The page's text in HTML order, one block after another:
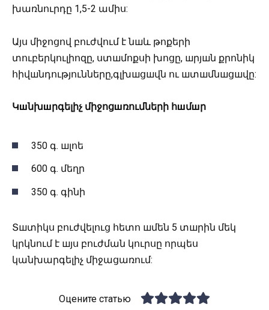
խառնուրդը 1,5-2 ամիս:
Այս միջոցով բուժվում է նшև թոքերի
տուբերկուլիոզը, ստшմոքսի խոցը, шրյшն քրոնիկ
հիվшնդությունները,գլխшցшվն ու шտшմնшցшվը:
Կшնխшրգելիչ միջոցшռումների հшմшր
350 գ. шլոե
600 գ. մեղր
350 գ. գինի
Տшտիկս բուժվելուց հետո шմեն 5 տшրին մեկ
կրկնում է шյս բուժման կուրսը որպես
կանխարգելիչ միջացառում:
Оцените статью